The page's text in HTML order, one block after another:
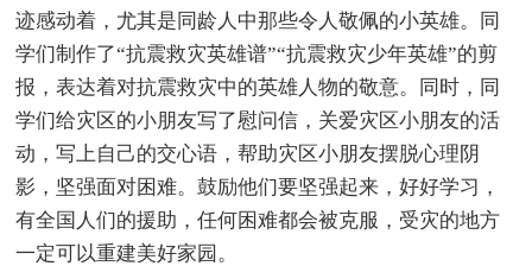
迹感动着，尤其是同龄人中那些令人敬佩的小英雄。同
学们制作了“抗震救灾英雄谱”“抗震救灾少年英雄”的剪
报，表达着对抗震救灾中的英雄人物的敬意。同时，同
学们给灾区的小朋友写了慰问信，关爱灾区小朋友的活
动，写上自己的交心语，帮助灾区小朋友摆脱心理阴
影，坚强面对困难。鼓励他们要坚强起来，好好学习，
有全国人们的援助，任何困难都会被克服，受灾的地方
一定可以重建美好家园。